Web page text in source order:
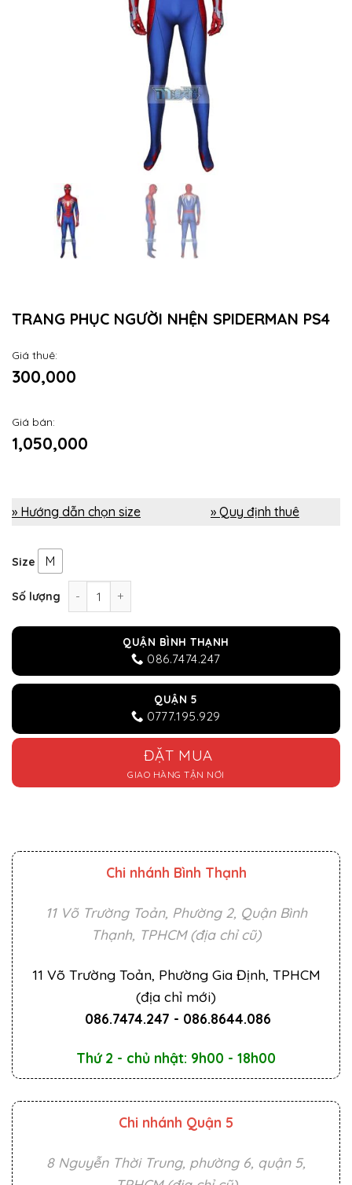
TRANG PHỤC NGƯỜI NHỆN SPIDERMAN PS4
Giá thuê:
300,000
Giá bán:
1,050,000
» Hướng dẫn chọn size » Quy định thuê
Size M
Số lượng
QUẬN BÌNH THẠNH
086.7474.247
QUẬN 5
0777.195.929
ĐẶT MUA
GIAO HÀNG TẬN NƠI
Chi nhánh Bình Thạnh
11 Võ Trường Toản, Phường 2, Quận Bình
Thạnh, TPHCM (địa chỉ cũ)
11 Võ Trường Toản, Phường Gia Định, TPHCM
(địa chỉ mới)
086.7474.247 - 086.8644.086
Thứ 2 - chủ nhật: 9h00 - 18h00
Chi nhánh Quận 5
8 Nguyễn Thời Trung, phường 6, quận 5,